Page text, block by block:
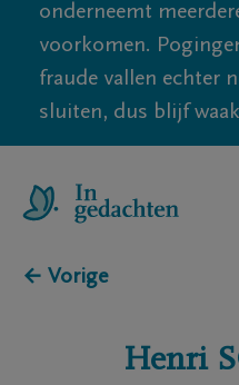
onderneemt
voorkomen.
fraude vallen echter
sluiten, dus blijf
← Vorige
Henri